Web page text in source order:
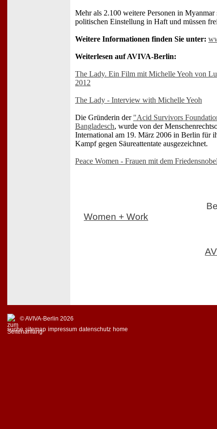
Mehr als 2.100 weitere Personen in
politischen Einstellung in Haft und müssen
Weitere Informationen finden Sie unter:
Weiterlesen auf AVIVA-Berlin:
The Lady. Ein Film mit Michelle Yeoh von
2012
The Lady - Interview with Michelle Yeoh
Die Gründerin der "Acid Survivors
Bangladesch, wurde von der
International am 19. März 2006 in Berlin für
Kampf gegen Säureattentate ausgezeichnet.
Peace Women - Frauen mit dem
Women + Work
© AVIVA-Berlin 2026
suche sitemap impressum datenschutz home